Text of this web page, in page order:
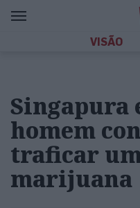
VISÃO
Singapura
homem
traficar
marijuana